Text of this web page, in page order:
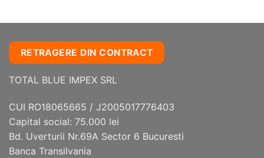
RETRAGERE DIN CONTRACT
TOTAL BLUE IMPEX SRL
CUI RO18065665 / J2005017776403
Capital social: 75.000 lei
Bd. Uverturii Nr.69A Sector 6 Bucuresti
Banca Transilvania